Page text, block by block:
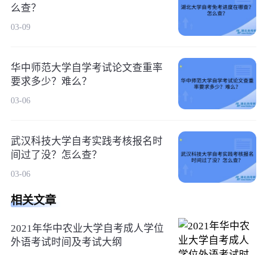
么查？
03-09
华中师范大学自学考试论文查重率
要求多少？难么？
03-06
武汉科技大学自考实践考核报名时
间过了没？怎么查？
03-06
相关文章
2021年华中农业大学自考成人学位
外语考试时间及考试大纲